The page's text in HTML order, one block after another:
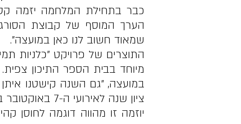
כבר בתחילת המלחמה יזמה
הערך המוסף של קבוצת
שמאוד חשוב לנו כאן במועצה".
התוצרים של פרויקט "כלניות
מיוחד בבית הספר התיכון
במועצה, "גם השנה קישטנו
ציון שנה לאירועי ה-7 באוקטובר במועצה.
יוזמה זו מהווה דוגמה לחוסן